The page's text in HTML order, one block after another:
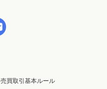
売買取引基本ルール